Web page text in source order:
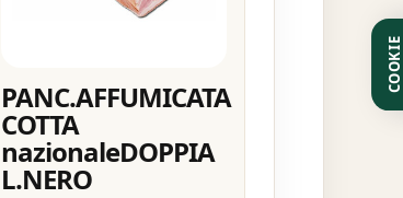
PANC.AFFUMICATA
COTTA
nazionaleDOPPIA
L.NERO
COOKIE